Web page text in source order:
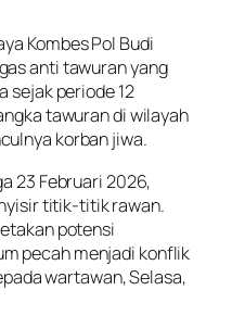
Kombes Pol Budi
anti tawuran yang
sejak periode 12
tawuran di wilayah
korban jiwa.
23 Februari 2026,
titik-titik rawan.
potensi
pecah menjadi konflik
wartawan, Selasa,